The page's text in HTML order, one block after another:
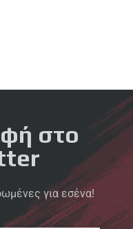
στο
για εσένα!